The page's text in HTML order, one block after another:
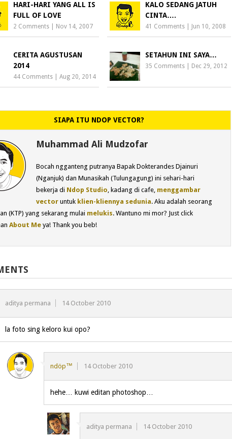
HARI-HARI YANG ALL IS
FULL OF LOVE
2 Comments Nov 14, 2007
KALO SEDANG JATUH
CINTA….
41 Comments| Jun 10, 2008
CERITA AGUSTUSAN
2014
44 Comments |Aug 20, 2014
SETAHUN INI SAYA…
35 Comments| Dec 29, 2012
SIAPA ITU NDOP VECTOR?
Muhammad Ali Mudzofar
Bocah ngganteng putranya Bapak Dokterandes Djainuri
(Nganjuk) dan Munasikah (Tulungagung) ini sehari-hari
bekerja di Ndop Studio, kadang di cafe, menggambar
vectoruntuk klien-kliennya sedunia. Aku adalah seorang
(KTP) yang sekarang mulai melukis. Wantuno mi mor? Just click
About Meya! Thank you beb!
aditya permana 14 October 2010
la foto sing keloro kui opo?
ndöp™ 14 October 2010
hehe… kuwi editan photoshop…
aditya permana 14 October 2010